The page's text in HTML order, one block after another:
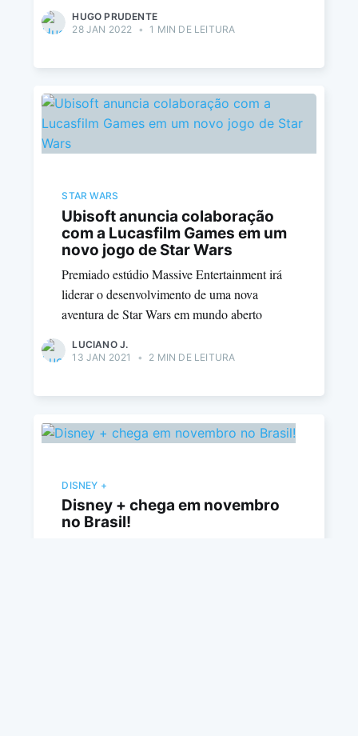
HUGO PRUDENTE
28 JAN 2022
• 1 MIN DE LEITURA
STAR WARS
Ubisoft anuncia colaboração
com a Lucasfilm Games em um
novo jogo de Star Wars
Premiado estúdio Massive Entertainment irá
liderar o desenvolvimento de uma nova
aventura de Star Wars em mundo aberto
LUCIANO J.
13 JAN 2021
• 2 MIN DE LEITURA
DISNEY +
Disney + chega em novembro
no Brasil!